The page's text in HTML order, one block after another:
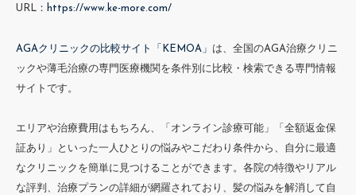
URL： https://www.ke-more.com/
AGAクリニックの比較サイト「KEMOA」 は、全国のAGA治療クリニ
ックや薄毛治療の専門医療機関を条件別に比較・検索できる専門情報
サイトです。
エリアや治療費用はもちろん、「オンライン診療可能」「全額返金保
証あり」といった一人ひとりの悩みやこだわり条件から、自分に最適
なクリニックを簡単に見つけることができます。各院の特徴やリアル
な評判、治療プランの詳細が網羅されており、髪の悩みを解消して自